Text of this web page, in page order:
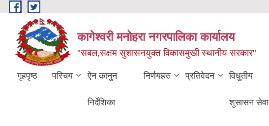
Skip to main content
कागेश्वरी मनोहरा नगरपालिका कार्यालय
"सबल,सक्षम सुशासनयुक्त विकासमुखी स्थानीय सरकार"
गृहपृष्ठ परिचय ऐन कानुन
निर्देशिका
निर्णयहरु प्रतिवेदन विधुतीय
शुसासन सेवा